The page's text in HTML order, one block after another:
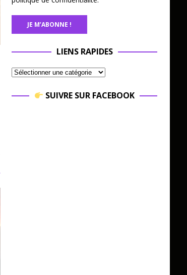
LIENS RAPIDES
SUIVRE SUR FACEBOOK